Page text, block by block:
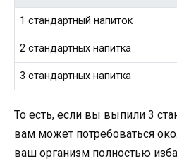
1 стандартный напиток
2 стандартных напитка
3 стандартных напитка
То есть, если вы выпили 3
вам может потребоваться
ваш организм полностью